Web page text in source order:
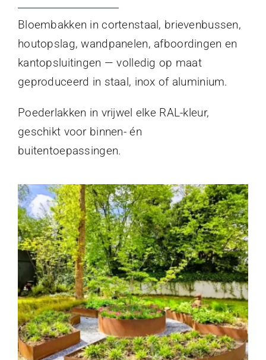
Bloembakken in cortenstaal, brievenbussen,
houtopslag, wandpanelen, afboordingen en
kantopsluitingen — volledig op maat
geproduceerd in staal, inox of aluminium.
Poederlakken in vrijwel elke RAL-kleur,
geschikt voor binnen- én
buitentoepassingen.